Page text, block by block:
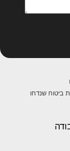
ביטוח שנדחו